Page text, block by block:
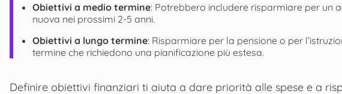
Obiettivi a medio termine: Potrebbero includere risparmiare per un
nuova nei prossimi 2-5 anni.
Obiettivi a lungo termine: Risparmiare per la pensione o per
termine che richiedono una pianificazione più estesa.
Definire obiettivi finanziari ti aiuta a dare priorità alle spese e a